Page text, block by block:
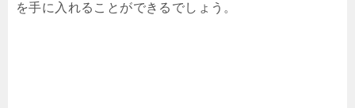
を手に入れることができるでしょう。